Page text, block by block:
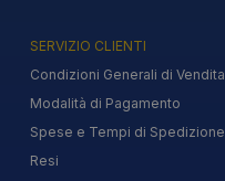
SERVIZIO CLIENTI
Condizioni Generali di Vendita
Modalità di Pagamento
Spese e Tempi di Spedizione
Resi